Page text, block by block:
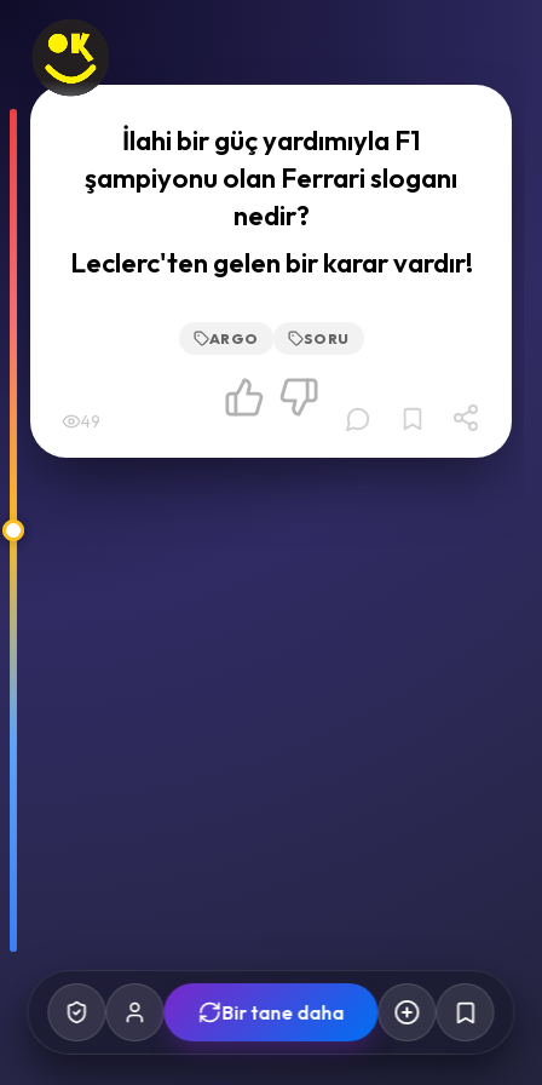
İlahi bir güç yardımıyla F1
şampiyonu olan Ferrari sloganı
nedir?
Leclerc'ten gelen bir karar vardır!
ARGO SORU
49
Bir tane daha